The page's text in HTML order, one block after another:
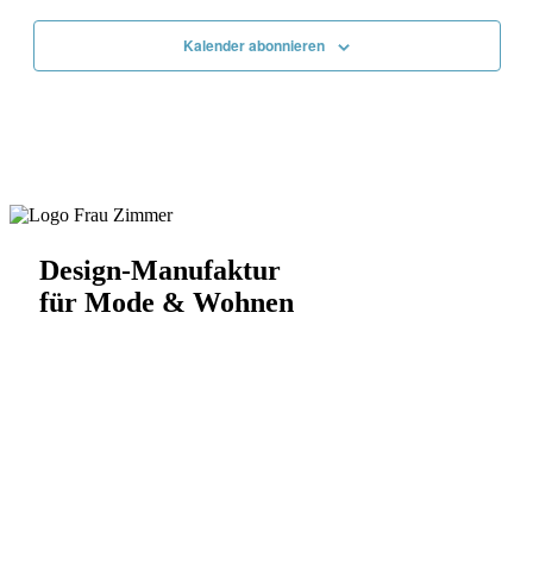
Kalender abonnieren
Design-Manufaktur
für Mode & Wohnen